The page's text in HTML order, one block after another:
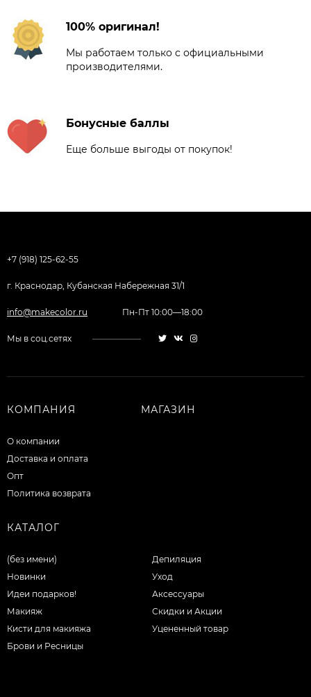
100% оригинал!
Мы работаем только с официальными
производителями.
Бонусные баллы
Еще больше выгоды от покупок!
+7 (918) 125-62-55
г. Краснодар, Кубанская Набережная 31/1
info@makecolor.ru Пн-Пт 10:00—18:00
Мы в соц.сетях
КОМПАНИЯ
О компании
Доставка и оплата
Опт
Политика возврата
МАГАЗИН
КАТАЛОГ
(без имени)
Новинки
Идеи подарков!
Макияж
Кисти для макияжа
Брови и Ресницы
Депиляция
Уход
Аксессуары
Скидки и Акции
Уцененный товар